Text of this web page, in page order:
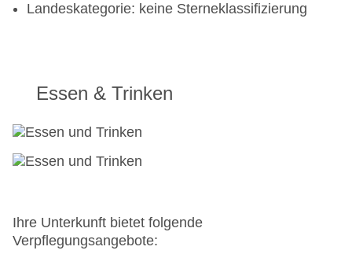
Landeskategorie: keine Sterneklassifizierung
Essen & Trinken
Ihre Unterkunft bietet folgende
Verpflegungsangebote: